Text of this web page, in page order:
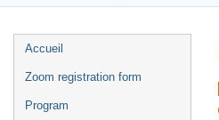
Menu
de
l'événement
Accueil
Zoom registration form
Program